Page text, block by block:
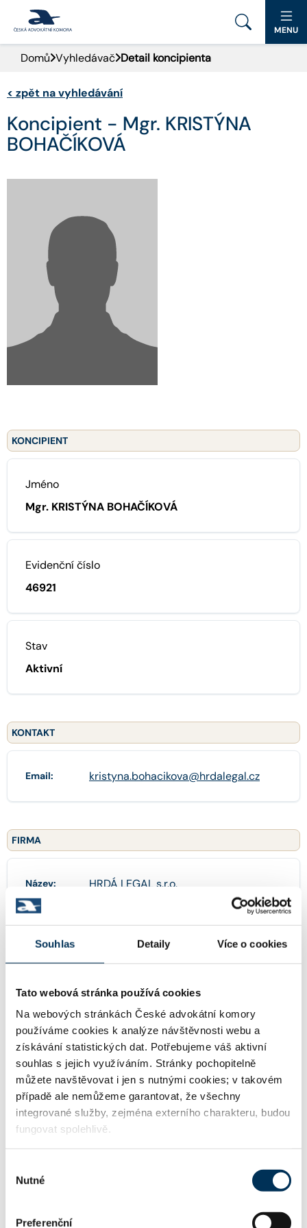
Souhlas Detaily Více o cookies
Tato webová stránka používá cookies
Na webových stránkách České advokátní komory
používáme cookies k analýze návštěvnosti webu a
získávání statistických dat. Potřebujeme váš aktivní
souhlas s jejich využíváním. Stránky pochopitelně
můžete navštěvovat i jen s nutnými cookies; v takovém
případě ale nemůžeme garantovat, že všechny
integrované služby, zejména externího charakteru, budou
fungovat spolehlivě.
souhlasu
Nutné
Preferenční
PORTÁL ČAK
DOMŮ
AKTUALITY
ADVOKÁTNÍ DENÍK
KONTAKT
MENU
Domů Vyhledávač Detail koncipienta
< zpět na vyhledávání
Koncipient - Mgr. KRISTÝNA
BOHAČÍKOVÁ
KONCIPIENT
Jméno
Mgr. KRISTÝNA BOHAČÍKOVÁ
Evidenční číslo
46921
Stav
Aktivní
KONTAKT
Email: kristyna.bohacikova@hrdalegal.cz
FIRMA
Název: HRDÁ LEGAL s.r.o.
IČO: 06717969
Adresa: Vinohradská 343/6 , 12000 Praha
WWW: http://www.akhrda.cz
Email: office@akhrda.cz
Informace o jazykových znalostech a odborném zaměření
stránkách ČAK pouze podle sdělení příslušného advokáta.